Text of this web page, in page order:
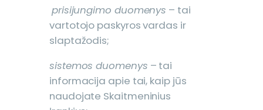
prisijungimo duomenys – tai
vartotojo paskyros vardas ir
slaptažodis;
sistemos duomenys – tai
informacija apie tai, kaip jūs
naudojate Skaitmeninius